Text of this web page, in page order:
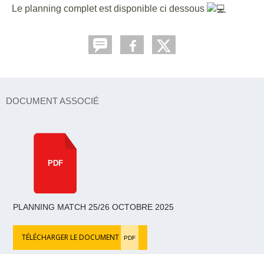
Le planning complet est disponible ci dessous
DOCUMENT ASSOCIÉ
PDF
PLANNING MATCH 25/26 OCTOBRE 2025
TÉLÉCHARGER LE DOCUMENT PDF